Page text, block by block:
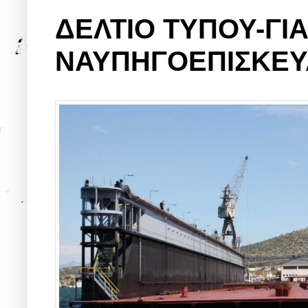
ΔΕΛΤΙΟ ΤΥΠΟΥ-